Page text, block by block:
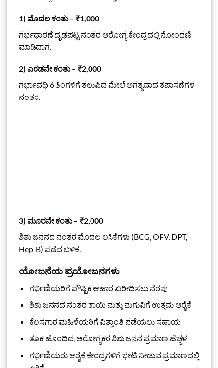
1) ಮೊದಲ ಕಂತು – ₹1,000
ಗರ್ಭಧಾರಣೆ ದೃಢಪಟ್ಟ ನಂತರ ಆರೋಗ್ಯ ಕೇಂದ್ರದಲ್ಲಿ ನೋಂದಣಿ
ಮಾಡಿದಾಗ.
2) ಎರಡನೇ ಕಂತು – ₹2,000
ಗರ್ಭಾವಧಿ 6 ತಿಂಗಳಿಗೆ ತಲುಪಿದ ಮೇಲೆ ಅಗತ್ಯವಾದ ತಪಾಸಣೆಗಳ
ನಂತರ.
3) ಮೂರನೇ ಕಂತು – ₹2,000
ಶಿಶು ಜನನದ ನಂತರ ಮೊದಲ ಲಸಿಕೆಗಳು (BCG, OPV, DPT,
Hep-B) ಪಡೆದ ಬಳಿಕ.
ಯೋಜನೆಯ ಪ್ರಯೋಜನಗಳು
ಗರ್ಭಿಣಿಯರಿಗೆ ಪೌಷ್ಟಿಕ ಆಹಾರ ಖರೀದಿಸಲು ನೆರವು
ಶಿಶು ಜನನದ ನಂತರ ತಾಯಿ ಮತ್ತು ಮಗುವಿಗೆ ಉತ್ತಮ ಆರೈಕೆ
ಕೆಲಸಗಾರ ಮಹಿಳೆಯರಿಗೆ ವಿಶ್ರಾಂತಿ ಪಡೆಯಲು ಸಹಾಯ
ತೂಕ ಹೊಂದಿದ, ಆರೋಗ್ಯಕರ ಶಿಶು ಜನನ ಪ್ರಮಾಣ ಹೆಚ್ಚಳ
ಗರ್ಭಿಣಿಯರು ಆರೈಕೆ ಕೇಂದ್ರಗಳಿಗೆ ಭೇಟಿ ನೀಡುವ ಪ್ರಮಾಣದಲ್ಲಿ